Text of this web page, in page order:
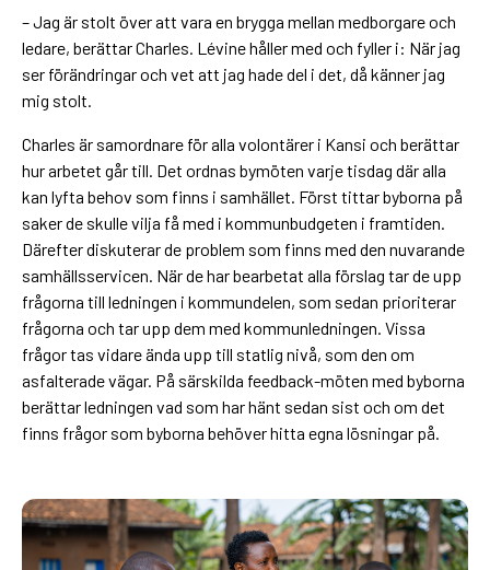
– Jag är stolt över att vara en brygga mellan medborgare och
ledare, berättar Charles. Lévine håller med och fyller i: När jag
ser förändringar och vet att jag hade del i det, då känner jag
mig stolt.
Charles är samordnare för alla volontärer i Kansi och berättar
hur arbetet går till. Det ordnas bymöten varje tisdag där alla
kan lyfta behov som finns i samhället. Först tittar byborna på
saker de skulle vilja få med i kommunbudgeten i framtiden.
Därefter diskuterar de problem som finns med den nuvarande
samhällsservicen. När de har bearbetat alla förslag tar de upp
frågorna till ledningen i kommundelen, som sedan prioriterar
frågorna och tar upp dem med kommunledningen. Vissa
frågor tas vidare ända upp till statlig nivå, som den om
asfalterade vägar. På särskilda feedback-möten med byborna
berättar ledningen vad som har hänt sedan sist och om det
finns frågor som byborna behöver hitta egna lösningar på.